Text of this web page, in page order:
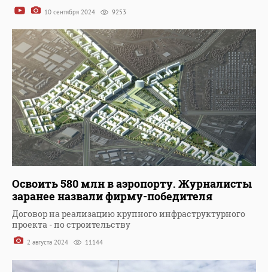
10 сентября 2024 9253
Освоить 580 млн в аэропорту. Журналисты
заранее назвали фирму-победителя
Договор на реализацию крупного инфраструктурного
проекта - по строительству
2 августа 2024 11144